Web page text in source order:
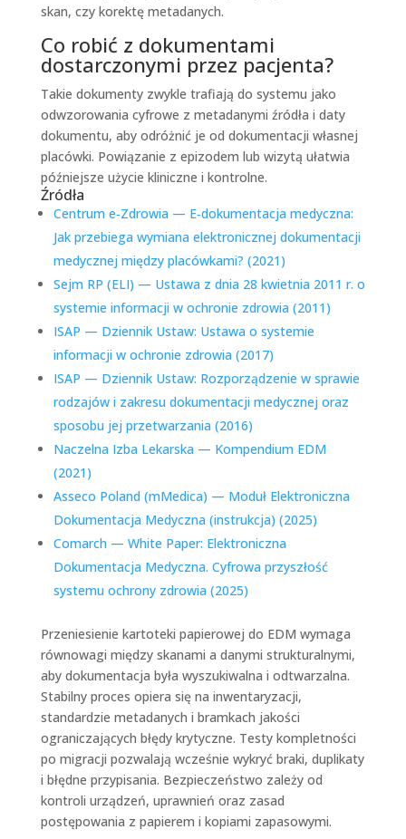
skan, czy korektę metadanych.
Co robić z dokumentami
dostarczonymi przez pacjenta?
Takie dokumenty zwykle trafiają do systemu jako
odwzorowania cyfrowe z metadanymi źródła i daty
dokumentu, aby odróżnić je od dokumentacji własnej
placówki. Powiązanie z epizodem lub wizytą ułatwia
późniejsze użycie kliniczne i kontrolne.
Źródła
Centrum e‑Zdrowia — E‑dokumentacja medyczna:
Jak przebiega wymiana elektronicznej dokumentacji
medycznej między placówkami? (2021)
Sejm RP (ELI) — Ustawa z dnia 28 kwietnia 2011 r. o
systemie informacji w ochronie zdrowia (2011)
ISAP — Dziennik Ustaw: Ustawa o systemie
informacji w ochronie zdrowia (2017)
ISAP — Dziennik Ustaw: Rozporządzenie w sprawie
rodzajów i zakresu dokumentacji medycznej oraz
sposobu jej przetwarzania (2016)
Naczelna Izba Lekarska — Kompendium EDM
(2021)
Asseco Poland (mMedica) — Moduł Elektroniczna
Dokumentacja Medyczna (instrukcja) (2025)
Comarch — White Paper: Elektroniczna
Dokumentacja Medyczna. Cyfrowa przyszłość
systemu ochrony zdrowia (2025)
Przeniesienie kartoteki papierowej do EDM wymaga
równowagi między skanami a danymi strukturalnymi,
aby dokumentacja była wyszukiwalna i odtwarzalna.
Stabilny proces opiera się na inwentaryzacji,
standardzie metadanych i bramkach jakości
ograniczających błędy krytyczne. Testy kompletności
po migracji pozwalają wcześnie wykryć braki, duplikaty
i błędne przypisania. Bezpieczeństwo zależy od
kontroli urządzeń, uprawnień oraz zasad
postępowania z papierem i kopiami zapasowymi.